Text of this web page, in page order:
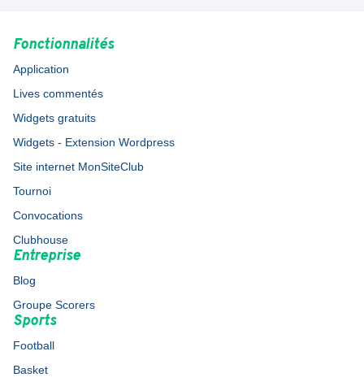
Fonctionnalités
Application
Lives commentés
Widgets gratuits
Widgets - Extension Wordpress
Site internet MonSiteClub
Tournoi
Convocations
Clubhouse
Entreprise
Blog
Groupe Scorers
Sports
Football
Basket